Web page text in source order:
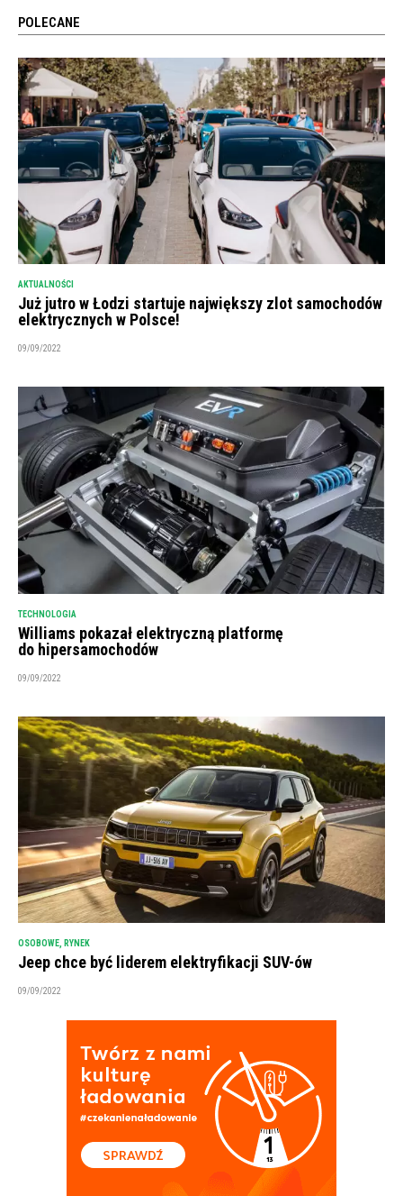
POLECANE
AKTUALNOŚCI
Już jutro w Łodzi startuje największy zlot samochodów
elektrycznych w Polsce!
09/09/2022
TECHNOLOGIA
Williams pokazał elektryczną platformę
do hipersamochodów
09/09/2022
OSOBOWE RYNEK
Jeep chce być liderem elektryfikacji SUV-ów
09/09/2022